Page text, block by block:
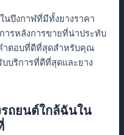
บึงกาฬที่มีทั้งยางราคา
รหลังการขายที่น่าประทับ
ำตอบที่ดีที่สุดสำหรับคุณ
บบริการที่ดีที่สุดและยาง
ถยนต์ใกล้ฉันใน